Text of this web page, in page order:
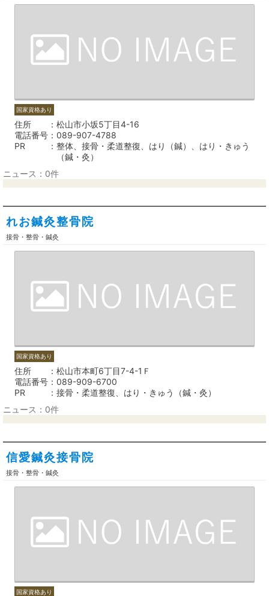
国家資格あり
住所
松山市小坂5丁目4-16
電話番号
089-907-4788
PR
整体、接骨・柔道整復、はり（鍼）、はり・きゅう
（鍼・灸）
ニュース：0件
れお鍼灸整骨院
接骨・整骨・鍼灸
国家資格あり
住所
松山市本町6丁目7-4-1Ｆ
電話番号
089-909-6700
PR
接骨・柔道整復、はり・きゅう（鍼・灸）
ニュース：0件
信愛鍼灸接骨院
接骨・整骨・鍼灸
国家資格あり